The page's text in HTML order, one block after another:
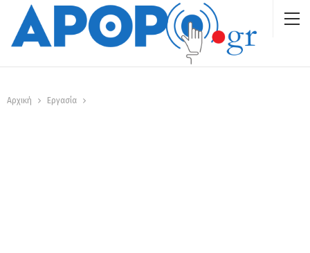
Αρχική Εργασία